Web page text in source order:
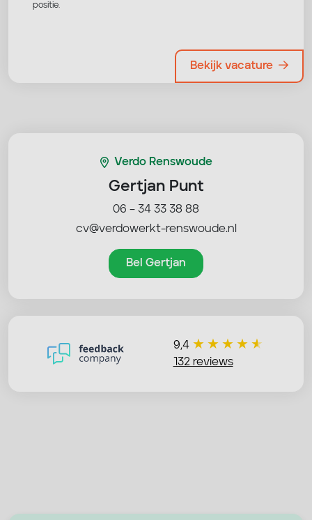
positie.
Bekijk vacature
Verdo Renswoude
Gertjan Punt
06 – 34 33 38 88
cv@verdowerkt-renswoude.nl
Bel Gertjan
9,4
132 reviews